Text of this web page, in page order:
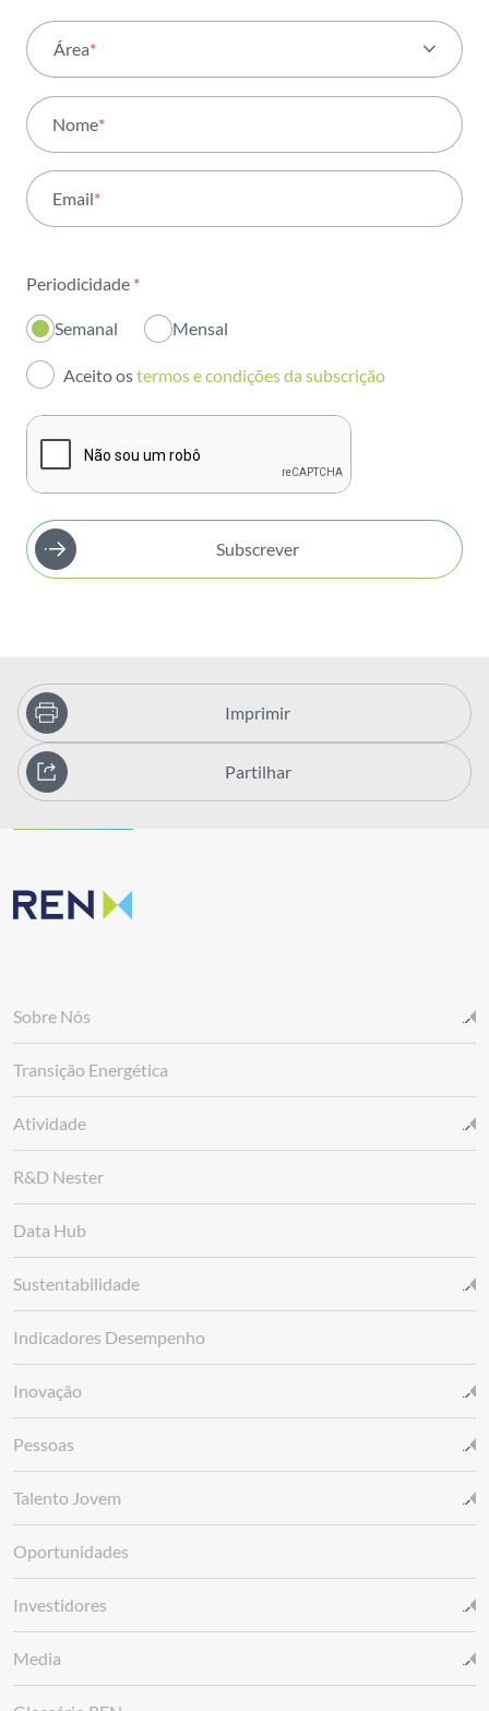
Área*
Atividade
Institucional
Inovação
Investidores
Publicações
Nome*
Email*
Periodicidade *
Semanal Mensal
Aceito ostermos e condições da subscrição
Subscrever
Imprimir
Partilhar
Sobre Nós
Transição Energética
Atividade
R&D Nester
Data Hub
Sustentabilidade
Indicadores Desempenho
Inovação
Pessoas
Talento Jovem
Oportunidades
Investidores
Media